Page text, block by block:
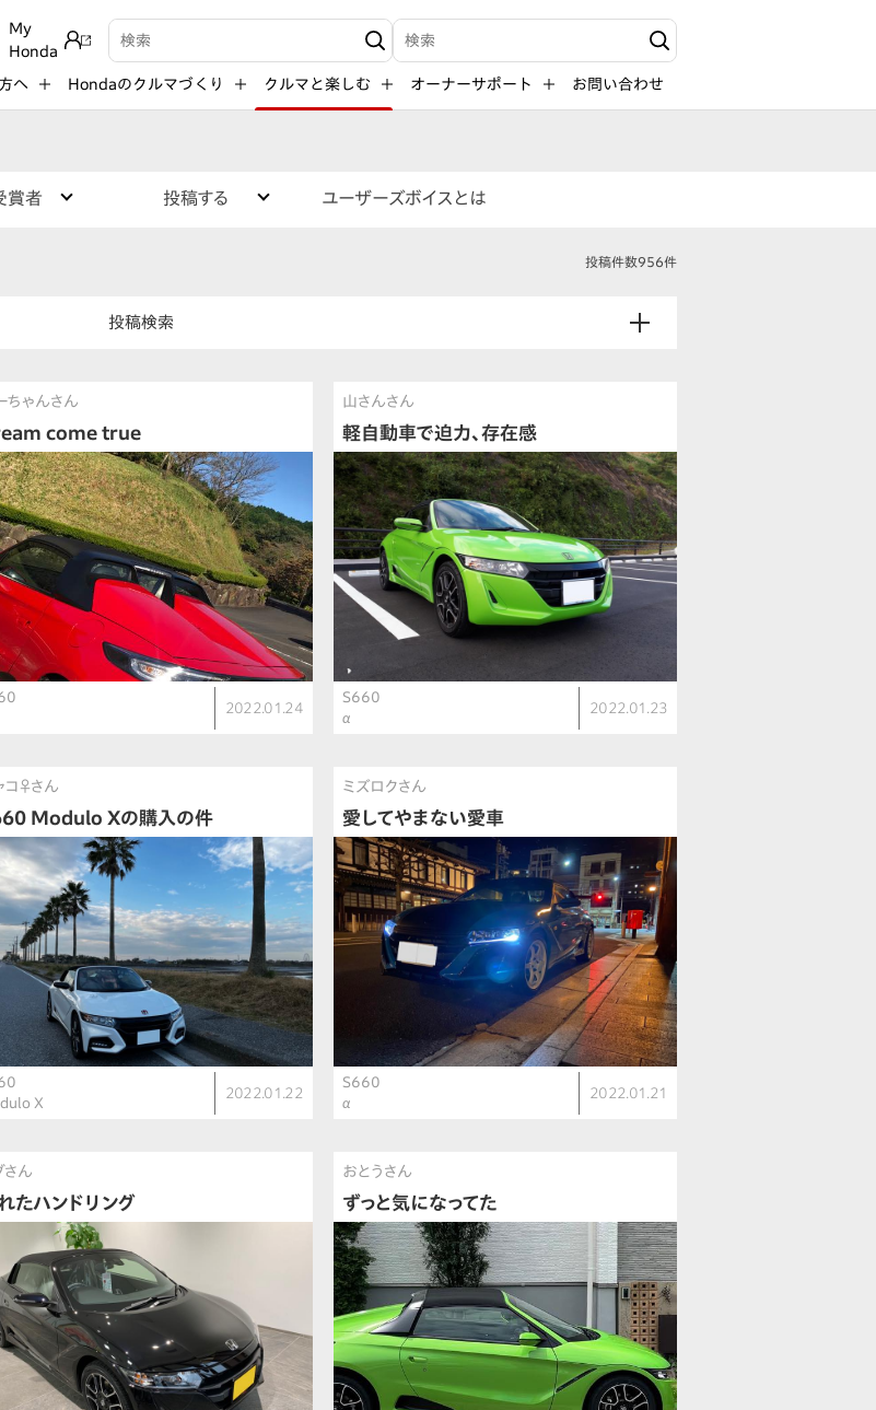
My
Honda
検索キーワード入力 検索キーワード入力
へ Hondaのクルマづくり クルマと楽しむ オーナーサポート お問い合わせ
賞者 投稿する ユーザーズボイスとは
投稿件数956件
投稿検索
ちゃんさん
come true
2022.01.24
山さんさん
軽自動車で迫力、存在感
S660
α
2022.01.23
コ♀さん
Modulo Xの購入の件
X
2022.01.22
ミズロクさん
愛してやまない愛車
S660
α
2022.01.21
さん
たハンドリング
おとうさん
ずっと気になってた